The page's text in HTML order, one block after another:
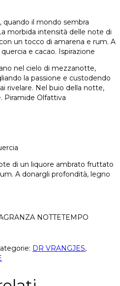
il mondo sembra
morbida intensità delle note di
un tocco di amarena e rum. A
e cacao. Ispirazione
nel cielo di mezzanotte,
la passione e custodendo
rivelare. Nel buio della notte,
Piramide Olfattiva
di un liquore ambrato fruttato
A donargli profondità, legno
NOTTETEMPO
DR VRANGJES,